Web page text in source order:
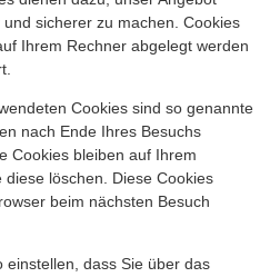
sicherer zu machen. Cookies
Ihrem Rechner abgelegt werden
Cookies sind so genannte
nach Ende Ihres Besuchs
Cookies bleiben auf Ihrem
löschen. Diese Cookies
beim nächsten Besuch
einstellen, dass Sie über das